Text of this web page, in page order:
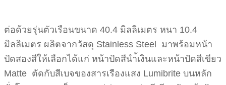
ต่อด้วยรุ่นตัวเรือนขนาด 40.4 มิลลิเมตร หนา 10.4
มิลลิเมตร ผลิตจากวัสดุ Stainless Steel มาพร้อมหน้า
ปัดสองสีให้เลือกได้แก่ หน้าปัดสีนำ้เงินและหน้าปัดสีเขียว
Matte ตัดกับสีเบจของสารเรืองแสง Lumibrite บนหลัก